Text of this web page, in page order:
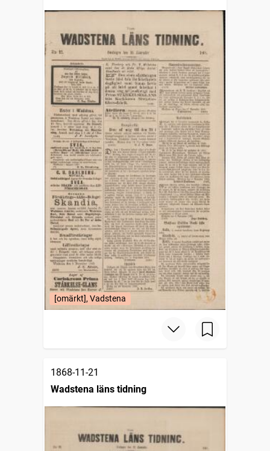
[omärkt], Vadstena
1868-11-21
Wadstena läns tidning